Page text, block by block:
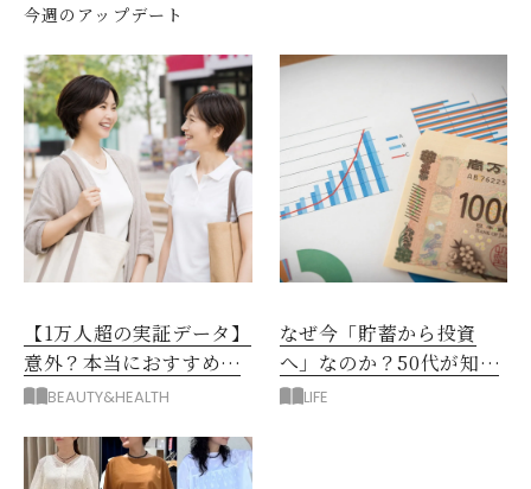
今週のアップデート
【1万人超の実証データ】
意外？本当におすすめな
運動とストレス解消法と
BEAUTY&HEALTH
なぜ今「貯蓄から投資
へ」なのか？50代が知る
べきお金の新常識
LIFE